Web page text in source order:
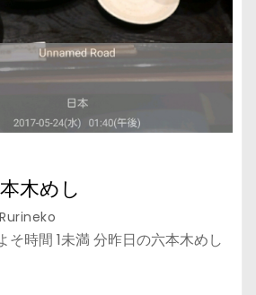
木めし
Rurineko
そ時間 1未満 分昨日の六本木めし